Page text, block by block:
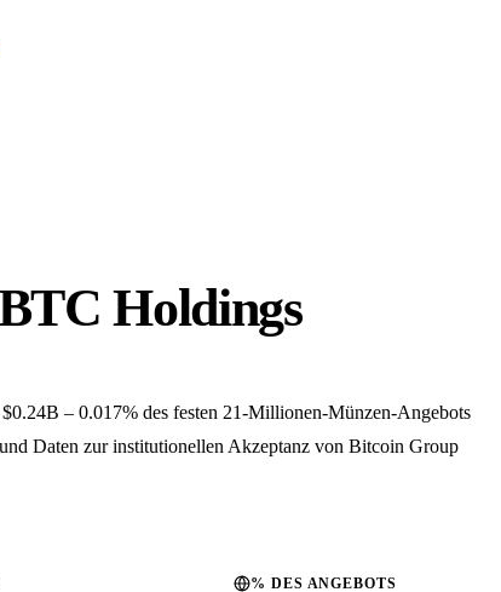
Holdings
– 0.017% des festen 21-Millionen-Münzen-Angebots
Daten zur institutionellen Akzeptanz von Bitcoin Group
% DES ANGEBOTS